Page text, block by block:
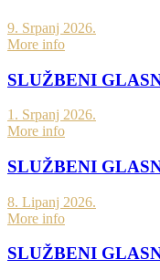
9. Srpanj 2026.
More info
SLUŽBENI
1. Srpanj 2026.
More info
SLUŽBENI
8. Lipanj 2026.
More info
SLUŽBENI